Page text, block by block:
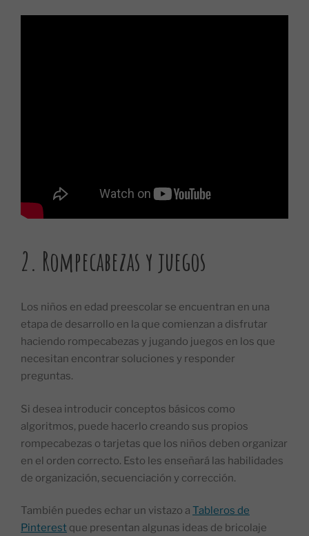
2. Rompecabezas y juegos
Los niños en edad preescolar se encuentran en una
etapa de desarrollo en la que comienzan a disfrutar
haciendo rompecabezas y jugando juegos en los que
necesitan encontrar soluciones y responder
preguntas.
Si desea introducir conceptos básicos como
algoritmos, puede hacerlo creando sus propios
rompecabezas o tarjetas que los niños deben organizar
en el orden correcto. Esto les enseñará las habilidades
de organización, secuenciación y corrección.
También puedes echar un vistazo a Tableros de
Pinterest que presentan algunas ideas de bricolaje